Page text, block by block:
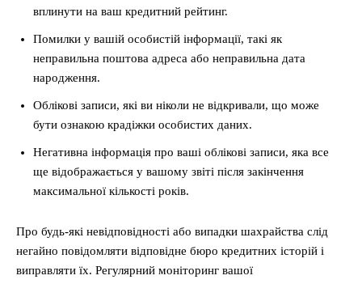
вплинути на ваш кредитний рейтинг.
Помилки у вашій особистій інформації, такі як
неправильна поштова адреса або неправильна дата
народження.
Облікові записи, які ви ніколи не відкривали, що може
бути ознакою крадіжки особистих даних.
Негативна інформація про ваші облікові записи, яка все
ще відображається у вашому звіті після закінчення
максимальної кількості років.
Про будь-які невідповідності або випадки шахрайства слід
негайно повідомляти відповідне бюро кредитних історій і
виправляти їх. Регулярний моніторинг вашої